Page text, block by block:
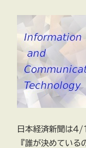
日本経済新聞は
『誰が決めている